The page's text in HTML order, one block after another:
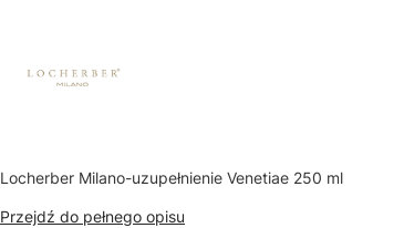
Locherber Milano-uzupełnienie Venetiae 250 ml
Przejdź do pełnego opisu